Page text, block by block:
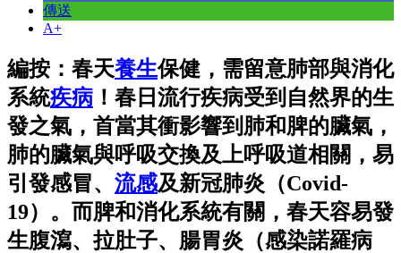
傳送
A+
編按：春天養生保健，需留意肺部與消化
系統疾病 ！春日流行疾病受到自然界的生
發之氣，首當其衝影響到肺和脾的臟氣，
肺的臟氣與呼吸交換及上呼吸道相關，易
引發感冒、 流感及新冠肺炎（Covid-
19）。而脾和消化系統有關，春天容易發
生腹瀉、拉肚子、腸胃炎（感染諾羅病